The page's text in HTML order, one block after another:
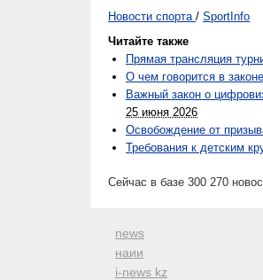
Новости спорта / SportInfo
Читайте также
Прямая трансляция
О чем говорится в
Важный закон о
25 июня 2026
Освобождение от
Требования к детским
Сейчас в базе 300 270
news
наии
i-news kz